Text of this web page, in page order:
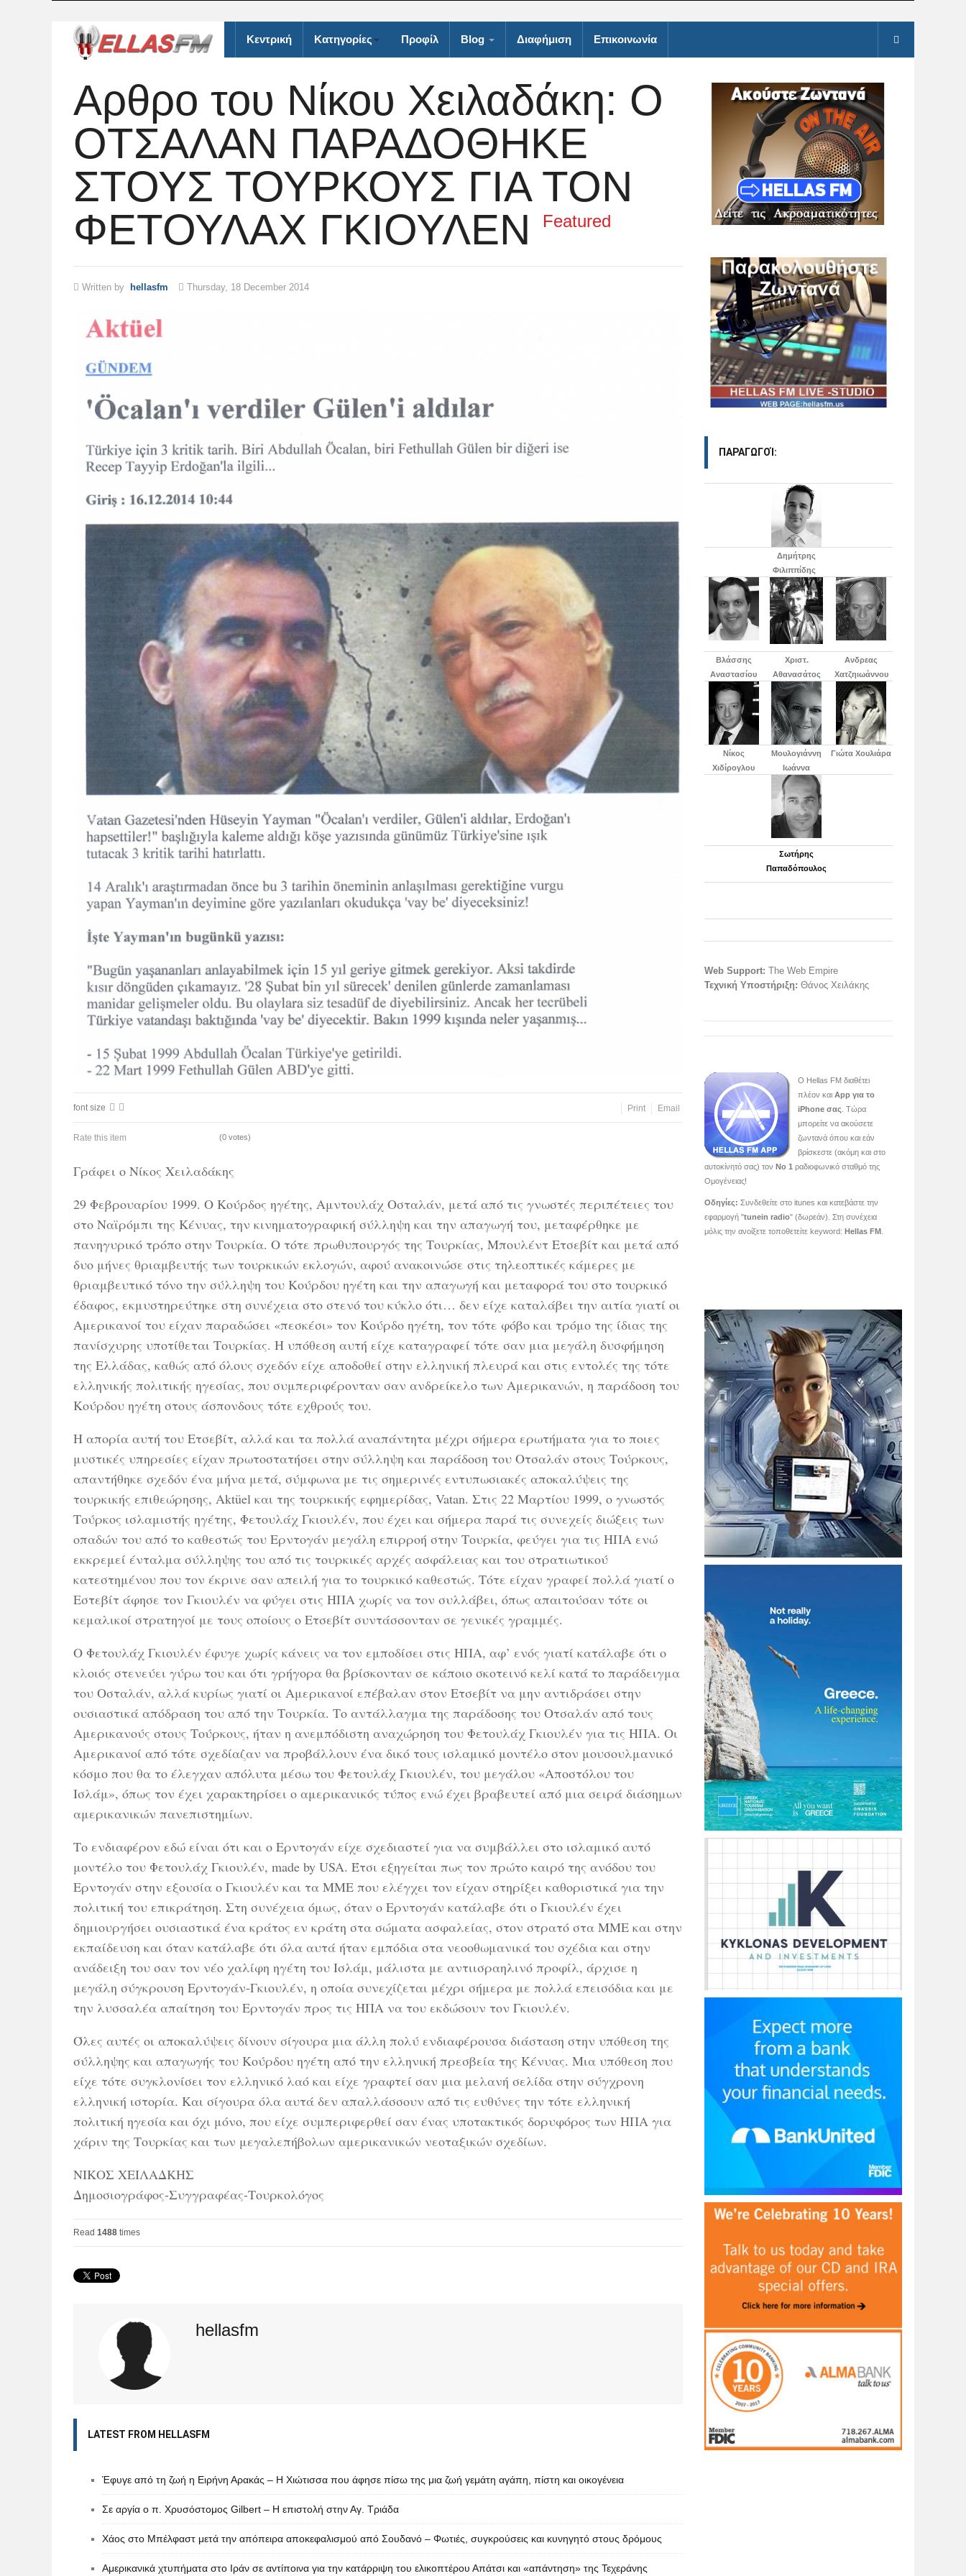
Κεντρική Κατηγορίες Προφίλ Blog Διαφήμιση Επικοινωνία
Aρθρο του Νίκου Χειλαδάκη: Ο
ΟΤΣΑΛΑΝ ΠΑΡΑΔΟΘΗΚΕ
ΣΤΟΥΣ ΤΟΥΡΚΟΥΣ ΓΙΑ ΤΟΝ
ΦΕΤΟΥΛΑΧ ΓΚΙΟΥΛΕΝ
Featured
Written by hellasfm Thursday, 18 December 2014
font size Print Email
Rate this item (0 votes)
Γράφει ο Νίκος Χειλαδάκης
29 Φεβρουαρίου 1999. Ο Κούρδος ηγέτης, Αμντουλάχ Οσταλάν, μετά από τις γνωστές περιπέτειες του
στο Ναϊρόμπι της Κένυας, την κινηματογραφική σύλληψη και την απαγωγή του, μεταφέρθηκε με
πανηγυρικό τρόπο στην Τουρκία. Ο τότε πρωθυπουργός της Τουρκίας, Μπουλέντ Ετσεβίτ και μετά από
δυο μήνες θριαμβευτής των τουρκικών εκλογών, αφού ανακοινώσε στις τηλεοπτικές κάμερες με
θριαμβευτικό τόνο την σύλληψη του Κούρδου ηγέτη και την απαγωγή και μεταφορά του στο τουρκικό
έδαφος, εκμυστηρεύτηκε στη συνέχεια στο στενό του κύκλο ότι… δεν είχε καταλάβει την αιτία γιατί οι
Αμερικανοί του είχαν παραδώσει «πεσκέσι» τον Κούρδο ηγέτη, τον τότε φόβο και τρόμο της ίδιας της
πανίσχυρης υποτίθεται Τουρκίας. Η υπόθεση αυτή είχε καταγραφεί τότε σαν μια μεγάλη δυσφήμηση
της Ελλάδας, καθώς από όλους σχεδόν είχε αποδοθεί στην ελληνική πλευρά και στις εντολές της τότε
ελληνικής πολιτικής ηγεσίας, που συμπεριφέρονταν σαν ανδρείκελο των Αμερικανών, η παράδοση του
Κούρδου ηγέτη στους άσπονδους τότε εχθρούς του.
Η απορία αυτή του Ετσεβίτ, αλλά και τα πολλά αναπάντητα μέχρι σήμερα ερωτήματα για το ποιες
μυστικές υπηρεσίες είχαν πρωτοστατήσει στην σύλληψη και παράδοση του Οτσαλάν στους Τούρκους,
απαντήθηκε σχεδόν ένα μήνα μετά, σύμφωνα με τις σημερινές εντυπωσιακές αποκαλύψεις της
τουρκικής επιθεώρησης, Aktüel και της τουρκικής εφημερίδας, Vatan. Στις 22 Μαρτίου 1999, ο γνωστός
Τούρκος ισλαμιστής ηγέτης, Φετουλάχ Γκιουλέν, που έχει και σήμερα παρά τις συνεχείς διώξεις των
οπαδών του από το καθεστώς του Ερντογάν μεγάλη επιρροή στην Τουρκία, φεύγει για τις ΗΠΑ ενώ
εκκρεμεί ένταλμα σύλληψης του από τις τουρκικές αρχές ασφάλειας και του στρατιωτικού
κατεστημένου που τον έκρινε σαν απειλή για το τουρκικό καθεστώς. Τότε είχαν γραφεί πολλά γιατί ο
Εστεβίτ άφησε τον Γκιουλέν να φύγει στις ΗΠΑ χωρίς να τον συλλάβει, όπως απαιτούσαν τότε οι
κεμαλικοί στρατηγοί με τους οποίους ο Ετσεβίτ συντάσσονταν σε γενικές γραμμές.
Ο Φετουλάχ Γκιουλέν έφυγε χωρίς κάνεις να τον εμποδίσει στις ΗΠΑ, αφ’ ενός γιατί κατάλαβε ότι ο
κλοιός στενεύει γύρω του και ότι γρήγορα θα βρίσκονταν σε κάποιο σκοτεινό κελί κατά το παράδειγμα
του Οσταλάν, αλλά κυρίως γιατί οι Αμερικανοί επέβαλαν στον Ετσεβίτ να μην αντιδράσει στην
ουσιαστικά απόδραση του από την Τουρκία. Το αντάλλαγμα της παράδοσης του Οτσαλάν από τους
Αμερικανούς στους Τούρκους, ήταν η ανεμπόδιστη αναχώρηση του Φετουλάχ Γκιουλέν για τις ΗΠΑ. Οι
Αμερικανοί από τότε σχεδίαζαν να προβάλλουν ένα δικό τους ισλαμικό μοντέλο στον μουσουλμανικό
κόσμο που θα το έλεγχαν απόλυτα μέσω του Φετουλάχ Γκιουλέν, του μεγάλου «Αποστόλου του
Ισλάμ», όπως τον έχει χαρακτηρίσει ο αμερικανικός τύπος ενώ έχει βραβευτεί από μια σειρά διάσημων
αμερικανικών πανεπιστημίων.
Το ενδιαφέρον εδώ είναι ότι και ο Ερντογάν είχε σχεδιαστεί για να συμβάλλει στο ισλαμικό αυτό
μοντέλο του Φετουλάχ Γκιουλέν, made by USA. Έτσι εξηγείται πως τον πρώτο καιρό της ανόδου του
Ερντογάν στην εξουσία ο Γκιουλέν και τα ΜΜΕ που ελέγχει τον είχαν στηρίξει καθοριστικά για την
πολιτική του επικράτηση. Στη συνέχεια όμως, όταν ο Ερντογάν κατάλαβε ότι ο Γκιουλέν έχει
δημιουργήσει ουσιαστικά ένα κράτος εν κράτη στα σώματα ασφαλείας, στον στρατό στα ΜΜΕ και στην
εκπαίδευση και όταν κατάλαβε ότι όλα αυτά ήταν εμπόδια στα νεοοθωμανικά του σχέδια και στην
ανάδειξη του σαν τον νέο χαλίφη ηγέτη του Ισλάμ, μάλιστα με αντιισραηλινό προφίλ, άρχισε η
μεγάλη σύγκρουση Ερντογάν-Γκιουλέν, η οποία συνεχίζεται μέχρι σήμερα με πολλά επεισόδια και με
την λυσσαλέα απαίτηση του Ερντογάν προς τις ΗΠΑ να του εκδώσουν τον Γκιουλέν.
Όλες αυτές οι αποκαλύψεις δίνουν σίγουρα μια άλλη πολύ ενδιαφέρουσα διάσταση στην υπόθεση της
σύλληψης και απαγωγής του Κούρδου ηγέτη από την ελληνική πρεσβεία της Κένυας. Μια υπόθεση που
είχε τότε συγκλονίσει τον ελληνικό λαό και είχε γραφτεί σαν μια μελανή σελίδα στην σύγχρονη
ελληνική ιστορία. Και σίγουρα όλα αυτά δεν απαλλάσσουν από τις ευθύνες την τότε ελληνική
πολιτική ηγεσία και όχι μόνο, που είχε συμπεριφερθεί σαν ένας υποτακτικός δορυφόρος των ΗΠΑ για
χάριν της Τουρκίας και των μεγαλεπήβολων αμερικανικών νεοταξικών σχεδίων.
ΝΙΚΟΣ ΧΕΙΛΑΔΚΗΣ
Δημοσιογράφος-Συγγραφέας-Τουρκολόγος
Read 1488 times
hellasfm
LATEST FROM HELLASFM
Έφυγε από τη ζωή η Ειρήνη Αρακάς – Η Χιώτισσα που άφησε πίσω της μια ζωή γεμάτη αγάπη, πίστη και οικογένεια
Σε αργία ο π. Χρυσόστομος Gilbert – Η επιστολή στην Αγ. Τριάδα
Χάος στο Μπέλφαστ μετά την απόπειρα αποκεφαλισμού από Σουδανό – Φωτιές, συγκρούσεις και κυνηγητό στους δρόμους
Αμερικανικά χτυπήματα στο Ιράν σε αντίποινα για την κατάρριψη του ελικοπτέρου Απάτσι και «απάντηση» της Τεχεράνης
ΠΑΡΑΓΩΓΟΊ:
Δημήτρης
Φιλιππίδης
Βλάσσης
Αναστασίου
Χριστ.
Αθανασάτος
Ανδρεας
Χατζηιωάννου
Νίκος
Χιδίρογλου
Μουλογιάννη
Ιωάννα
Γιώτα Χουλιάρα
Σωτήρης
Παπαδόπουλος
Web Support: The Web Empire
Τεχνική Υποστήριξη: Θάνος Χειλάκης
O Hellas FM διαθέτει
πλέον και App για το
iPhone σας . Τώρα
μπορείτε να ακούσετε
ζωντανά όπου και εάν
βρίσκεστε (ακόμη και στο
αυτοκίνητό σας) τον Νο 1 ραδιοφωνικό σταθμό της
Ομογένειας!
Οδηγίες: Συνδεθείτε στο itunes και κατεβάστε την
εφαρμογή "tunein radio" (δωρεάν). Στη συνέχεια
μόλις την ανοίξετε τοποθετείτε keyword: Hellas FM.